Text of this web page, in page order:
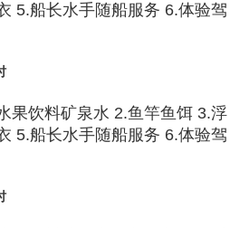
5.船长水手随船服务 6.体验驾
果饮料矿泉水 2.鱼竿鱼饵 3.浮
5.船长水手随船服务 6.体验驾